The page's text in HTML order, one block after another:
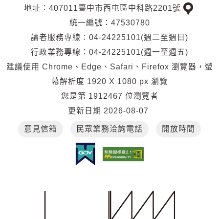
地址︰407011臺中市西屯區中科路2201號
交
位
置
統一編號：47530780
讀者服務專線︰04-24225101(週二至週日)
行政業務專線：04-24225101(週一至週五)
建議使用 Chrome、Edge、Safari、Firefox 瀏覽器，螢
幕解析度 1920 X 1080 px 瀏覽
您是第 1912467 位瀏覽者
更新日期 2026-08-07
意見信箱 民眾業務洽詢電話 開放時間